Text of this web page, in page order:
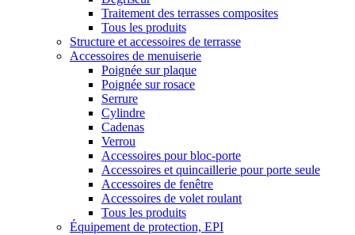
Traitement des terrasses composites
Tous les produits
Structure et accessoires de terrasse
Accessoires de menuiserie
Poignée sur plaque
Poignée sur rosace
Serrure
Cylindre
Cadenas
Verrou
Accessoires pour bloc-porte
Accessoires et quincaillerie pour porte seule
Accessoires de fenêtre
Accessoires de volet roulant
Tous les produits
Équipement de protection, EPI